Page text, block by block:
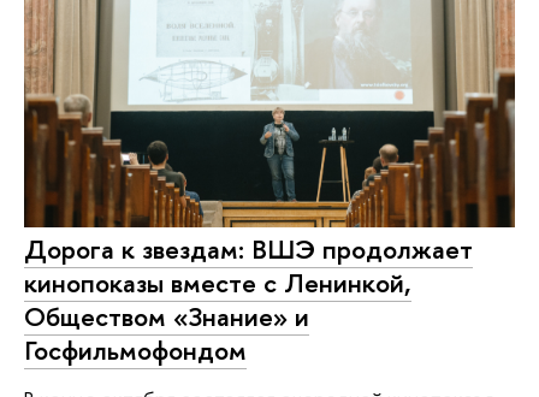
Дорога к звездам: ВШЭ продолжает
кинопоказы вместе с Ленинкой,
Обществом «Знание» и
Госфильмофондом